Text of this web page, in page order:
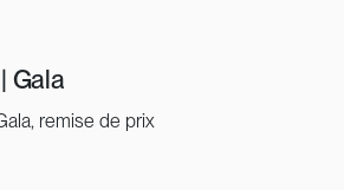
Gala
remise de prix